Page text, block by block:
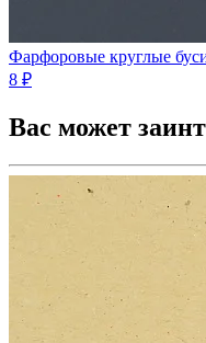
Фарфоровые круглые
8 ₽
Вас может